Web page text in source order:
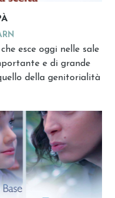
esce oggi nelle sale
e di grande
della genitorialità